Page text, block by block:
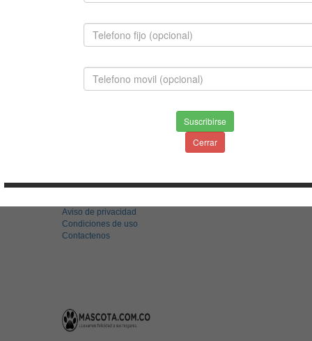
Aviso de privacidad
Condiciones de uso
Contactenos
Suscribirse
Cerrar